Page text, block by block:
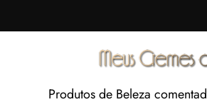
Produtos de Beleza